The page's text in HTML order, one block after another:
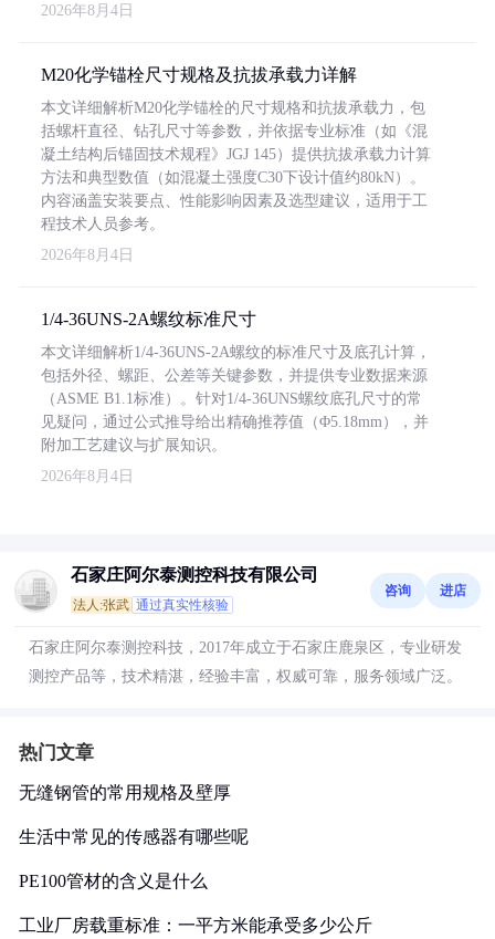
2026年8月4日
M20化学锚栓尺寸规格及抗拔承载力详解
本文详细解析M20化学锚栓的尺寸规格和抗拔承载力，包
括螺杆直径、钻孔尺寸等参数，并依据专业标准（如《混
凝土结构后锚固技术规程》JGJ 145）提供抗拔承载力计算
方法和典型数值（如混凝土强度C30下设计值约80kN）。
内容涵盖安装要点、性能影响因素及选型建议，适用于工
程技术人员参考。
2026年8月4日
1/4-36UNS-2A螺纹标准尺寸
本文详细解析1/4-36UNS-2A螺纹的标准尺寸及底孔计算，
包括外径、螺距、公差等关键参数，并提供专业数据来源
（ASME B1.1标准）。针对1/4-36UNS螺纹底孔尺寸的常
见疑问，通过公式推导给出精确推荐值（Φ5.18mm），并
附加工艺建议与扩展知识。
2026年8月4日
石家庄阿尔泰测控科技有限公司
法人:张武 通过真实性核验
咨询 进店
石家庄阿尔泰测控科技，2017年成立于石家庄鹿泉区，专业研发
测控产品等，技术精湛，经验丰富，权威可靠，服务领域广泛。
热门文章
无缝钢管的常用规格及壁厚
生活中常见的传感器有哪些呢
PE100管材的含义是什么
工业厂房载重标准：一平方米能承受多少公斤